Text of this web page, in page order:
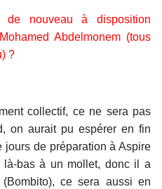
de nouveau à disposition
Abdelmonem (tous
?
collectif, ce ne sera pas
on aurait pu espérer en fin
de préparation à Aspire
bas à un mollet, donc il a
ce sera aussi en